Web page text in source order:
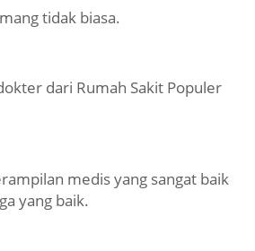
tidak biasa.
dari Rumah Sakit Populer
medis yang sangat baik
yang baik.